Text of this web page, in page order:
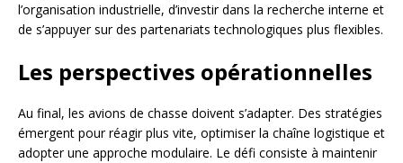
l’organisation industrielle, d’investir dans la recherche interne et
de s’appuyer sur des partenariats technologiques plus flexibles.
Les perspectives opérationnelles
Au final, les avions de chasse doivent s’adapter. Des stratégies
émergent pour réagir plus vite, optimiser la chaîne logistique et
adopter une approche modulaire. Le défi consiste à maintenir